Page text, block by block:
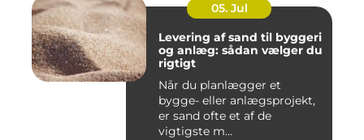
05. Jul
Levering af sand til byggeri
og anlæg: sådan vælger du
rigtigt
Når du planlægger et
bygge- eller anlægsprojekt,
er sand ofte et af de
vigtigste m...